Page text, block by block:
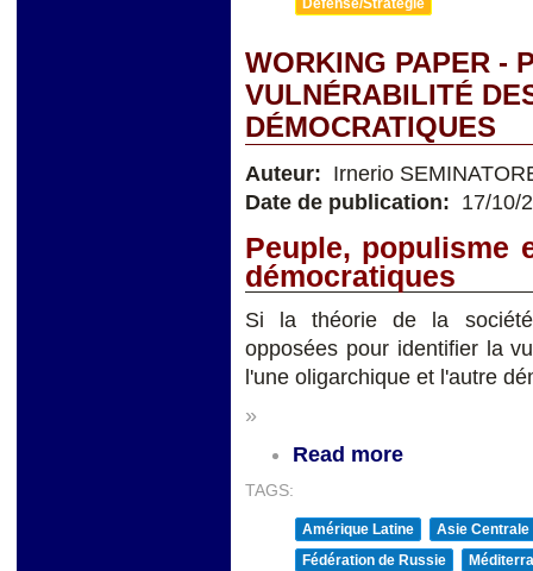
Défense/Stratégie
WORKING PAPER -
VULNÉRABILITÉ
DÉMOCRATIQUES
Auteur: Irnerio
Date de publication: 17/10/
Peuple, populisme
démocratiques
Si la théorie de la
opposées pour identifier la
l'une oligarchique et l'autre
»
Read more
TAGS:
Amérique Latine
Asie Centrale
Fédération de Russie